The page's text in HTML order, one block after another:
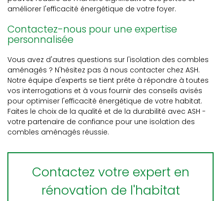
améliorer l'efficacité énergétique de votre foyer.
Contactez-nous pour une expertise
personnalisée
Vous avez d'autres questions sur l'isolation des combles
aménagés ? N'hésitez pas à nous contacter chez ASH.
Notre équipe d'experts se tient prête à répondre à toutes
vos interrogations et à vous fournir des conseils avisés
pour optimiser l'efficacité énergétique de votre habitat.
Faites le choix de la qualité et de la durabilité avec ASH -
votre partenaire de confiance pour une isolation des
combles aménagés réussie.
Contactez votre expert en
rénovation de l'habitat